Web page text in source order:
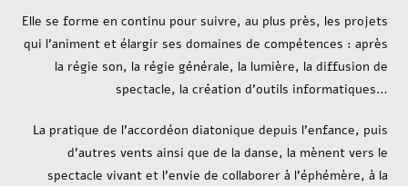
Elle se forme en continu pour suivre, au plus près, les projets
qui l’animent et élargir ses domaines de compétences : après
la régie son, la régie générale, la lumière, la diffusion de
spectacle, la création d’outils informatiques…
La pratique de l’accordéon diatonique depuis l’enfance, puis
d’autres vents ainsi que de la danse, la mènent vers le
spectacle vivant et l’envie de collaborer à l’éphémère, à la